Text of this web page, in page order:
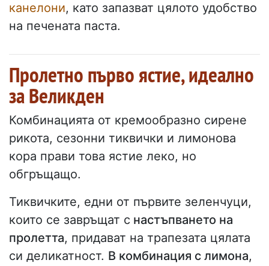
канелони, като запазват цялото удобство
на печената паста.
Пролетно първо ястие, идеално
за Великден
Комбинацията от кремообразно сирене
рикота, сезонни тиквички и лимонова
кора прави това ястие леко, но
обгръщащо.
Тиквичките, едни от първите зеленчуци,
които се завръщат с настъпването на
пролетта, придават на трапезата цялата
си деликатност. В комбинация с лимона,